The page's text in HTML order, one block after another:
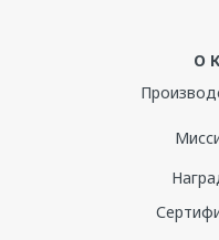
О